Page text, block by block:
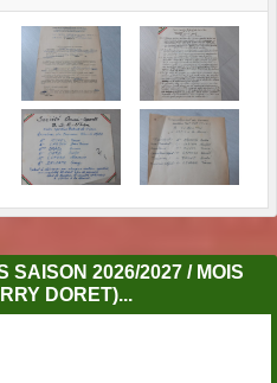
SAISON 2026/2027 / MOIS
DORET)...